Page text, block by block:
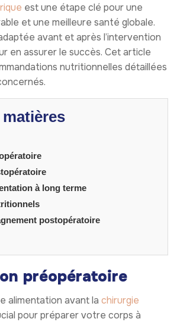
est une étape clé pour une
et une meilleure santé globale.
avant et après l’intervention
en assurer le succès. Cet article
nutritionnelles détaillées
à long terme
postopératoire
préopératoire
alimentation avant la chirurgie
pour préparer votre corps à